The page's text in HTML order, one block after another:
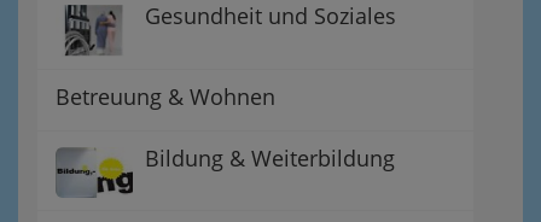
Gesundheit und Soziales
Betreuung & Wohnen
Bildung & Weiterbildung